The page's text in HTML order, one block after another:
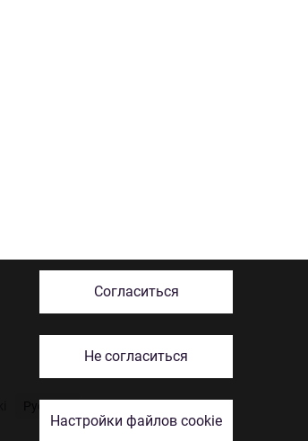
Согласиться
Не согласиться
Настройки файлов cookie